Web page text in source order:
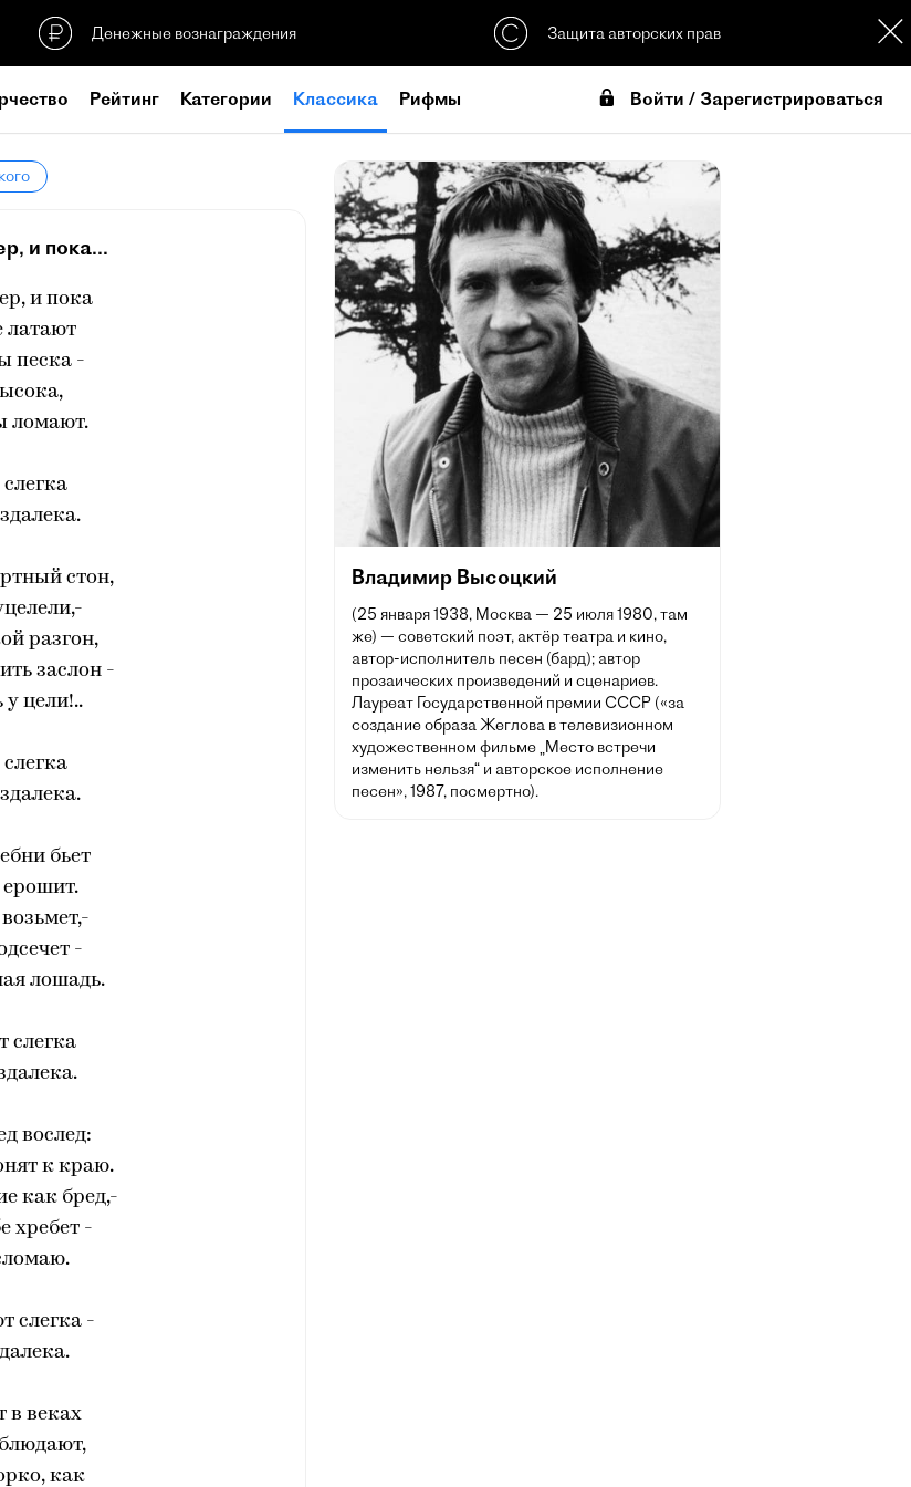
Денежные вознаграждения Защита авторских прав
Рейтинг Категории Классика Рифмы Войти / Зарегистрироваться
и пока...
и пока
латают
песка -
ломают.
стон,
разгон,
заслон -
у цели!..
бьет
-
лошадь.
слегка
вослед:
к краю.
как бред,-
хребет -
слегка -
в веках
как
Владимир Высоцкий
(25 января 1938, Москва — 25 июля 1980, там
же) — советский поэт, актёр театра и кино,
автор-исполнитель песен (бард); автор
прозаических произведений и сценариев.
Лауреат Государственной премии СССР («за
создание образа Жеглова в телевизионном
художественном фильме „Место встречи
изменить нельзя“ и авторское исполнение
песен», 1987, посмертно).